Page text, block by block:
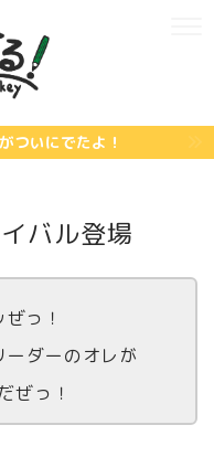
ついにでたよ！
バル登場
っ！
ーダーのオレが
ぜっ！